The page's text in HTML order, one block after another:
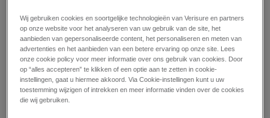
Verisure is marktleider door het resultaat van een solide en
bewezen werkcultuur gebaseerd op vijf fundamentele
waarden:
Wij gebruiken cookies en soortgelijke technologieën van Verisure en partners
op onze website voor het analyseren van uw gebruik van de site, het
aanbieden van gepersonaliseerde content, het personaliseren en meten van
advertenties en het aanbieden van een betere ervaring op onze site. Lees
onze cookie policy voor meer informatie over ons gebruik van cookies. Door
op “alles accepteren” te klikken of een optie aan te zetten in cookie-
instellingen, gaat u hiermee akkoord. Via Cookie-instellingen kunt u uw
toestemming wijzigen of intrekken en meer informatie vinden over de cookies
die wij gebruiken.